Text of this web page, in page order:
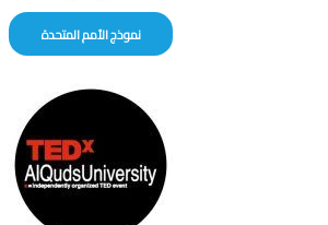
نموذج الأمم المتحدة